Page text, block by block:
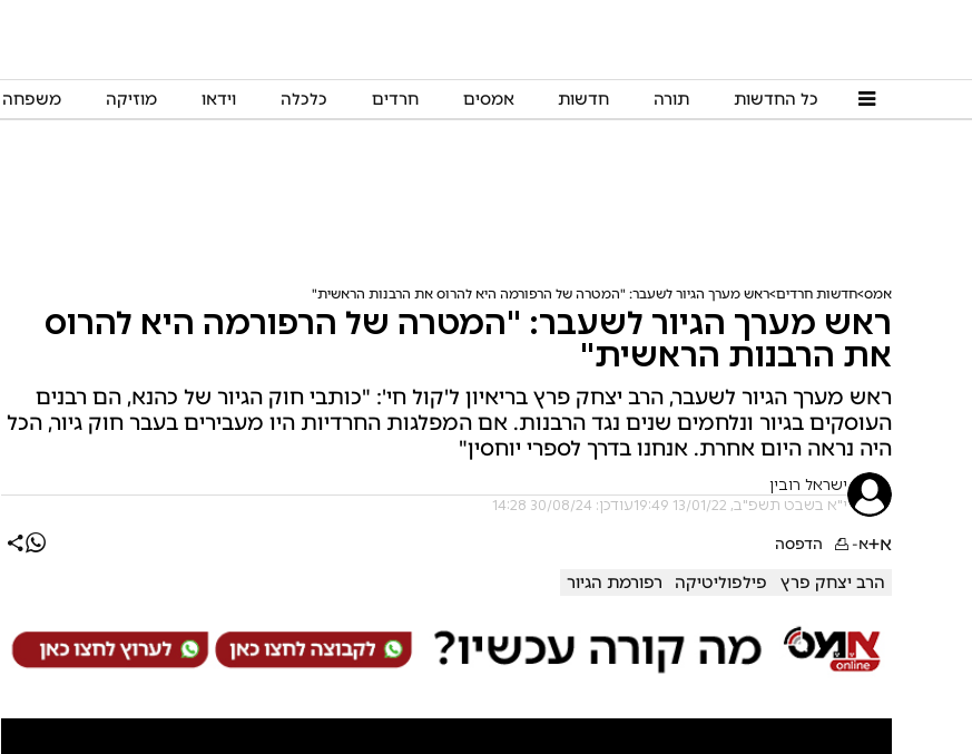
כל החדשות תורה חדשות אמסים חרדים כלכלה וידאו מוזיקה משפחה
אמס חדשות חרדים ראש מערך הגיור לשעבר: "המטרה של הרפורמה היא להרוס את הרבנות הראשית"
ראש מערך הגיור לשעבר: "המטרה של הרפורמה היא להרוס
את הרבנות הראשית"
ראש מערך הגיור לשעבר, הרב יצחק פרץ בריאיון ל'קול חי': "כותבי חוק הגיור של כהנא, הם רבנים
העוסקים בגיור ונלחמים שנים נגד הרבנות. אם המפלגות החרדיות היו מעבירים בעבר חוק גיור, הכל
היה נראה היום אחרת. אנחנו בדרך לספרי יוחסין"
ישראל רובין
י"א בשבט תשפ"ב, 13/01/22 19:49 עודכן: 30/08/24 14:28
א+א- הדפסה
הרב יצחק פרץ פילפוליטיקה רפורמת הגיור